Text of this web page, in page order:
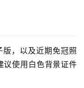
，以及近期免冠照
议使用白色背景证件